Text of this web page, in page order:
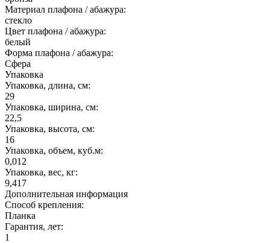
Материал плафона / абажура:
стекло
Цвет плафона / абажура:
белый
Форма плафона / абажура:
Сфера
Упаковка
Упаковка, длина, см:
29
Упаковка, ширина, см:
22,5
Упаковка, высота, см:
16
Упаковка, объем, куб.м:
0,012
Упаковка, вес, кг:
9,417
Дополнительная информация
Способ крепления:
Планка
Гарантия, лет:
1